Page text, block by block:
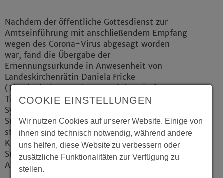
Nachdem der öffentliche Gottesdienst zur
Amtseinführung mit anschließendem Empfang
wegen des Corona-Virus abgesagt worden
war, fand die Übergabe der
Ernennungsurkunde in Anwesenheit von
Landeskirchenrätin Daniela Fricke
(Theologische Ortsdezernentin) und Pfarrer Dr.
Tilman Walther-Sollich (stellvertretender
Synodalassessor) im Büro der
Superintendentin im Kreiskirchenamt Hamm
statt. Damit hat die am 27. Februar von der
Kreissynode Hamm gewählte neue
Superintendentin ab sofort offiziell ihre
Amtsgeschäfte übernommen.
COOKIE EINSTELLUNGEN
Wir nutzen Cookies auf unserer Website. Einige von
ihnen sind technisch notwendig, während andere
uns helfen, diese Website zu verbessern oder
zusätzliche Funktionalitäten zur Verfügung zu
stellen.